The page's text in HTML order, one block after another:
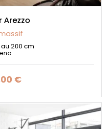
Arezzo
au 200 cm
€